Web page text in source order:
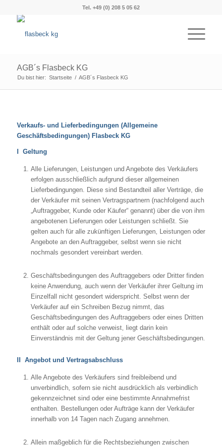
Tel. +49 (0) 208 5 05 62
AGB´s Flasbeck KG
Du bist hier: Startseite / AGB´s Flasbeck KG
Verkaufs- und Lieferbedingungen (Allgemeine
Geschäftsbedingungen) Flasbeck KG
I Geltung
Alle Lieferungen, Leistungen und Angebote des Verkäufers
erfolgen ausschließlich aufgrund dieser allgemeinen
Lieferbedingungen. Diese sind Bestandteil aller Verträge, die
der Verkäufer mit seinen Vertragspartnern (nachfolgend auch
„Auftraggeber, Kunde oder Käufer“ genannt) über die von ihm
angebotenen Lieferungen oder Leistungen schließt. Sie
gelten auch für alle zukünftigen Lieferungen, Leistungen oder
Angebote an den Auftraggeber, selbst wenn sie nicht
nochmals gesondert vereinbart werden.
Geschäftsbedingungen des Auftraggebers oder Dritter finden
keine Anwendung, auch wenn der Verkäufer ihrer Geltung im
Einzelfall nicht gesondert widerspricht. Selbst wenn der
Verkäufer auf ein Schreiben Bezug nimmt, das
Geschäftsbedingungen des Auftraggebers oder eines Dritten
enthält oder auf solche verweist, liegt darin kein
Einverständnis mit der Geltung jener Geschäftsbedingungen.
II Angebot und Vertragsabschluss
Alle Angebote des Verkäufers sind freibleibend und
unverbindlich, sofern sie nicht ausdrücklich als verbindlich
gekennzeichnet sind oder eine bestimmte Annahmefrist
enthalten. Bestellungen oder Aufträge kann der Verkäufer
innerhalb von 14 Tagen nach Zugang annehmen.
Allein maßgeblich für die Rechtsbeziehungen zwischen